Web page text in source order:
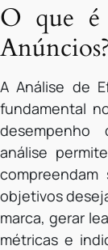
O que é
Anúncios?
A Análise de
fundamental
desempenho
análise
objetivos
marca, gerar
métricas e